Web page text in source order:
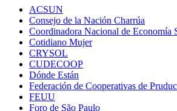
ACSUN
Consejo de la Nación Charrúa
Coordinadora Nacional de Economía
Cotidiano Mujer
CRYSOL
CUDECOOP
Dónde Están
Federación de Cooperativas de
FEUU
Foro de São Paulo